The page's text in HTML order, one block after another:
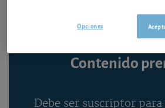
Contenido
Debe ser suscriptor
Opciones